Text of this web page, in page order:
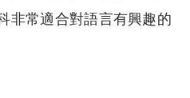
非常適合對語言有興趣的